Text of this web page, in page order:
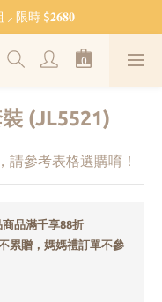
$𝟙,𝟘𝟘𝟘 免運
⸝ 限時 $𝟐𝟔𝟖𝟎
𝗕𝗘𝗔𝗥 系列好禮
(JL5521)
請參考表格選購唷！
品滿千享88折
累贈，媽媽禮訂單不參